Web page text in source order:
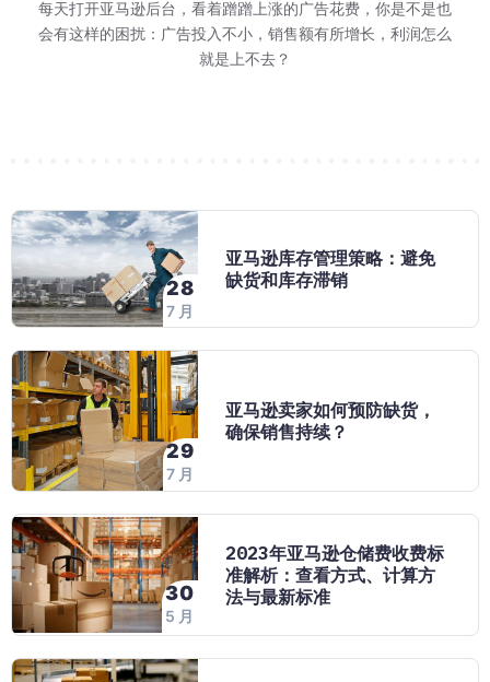
巧豚豚今天分享
例。
。对消费者来
旺季节奏
劳动节大促的消
在 8 月 28 日到
报价-跑活动"三步
个环节，环环相
月 15 日至 2027
、
每天打开亚马逊后台，看着蹭蹭上涨的广告花费，你是不是也
会有这样的困扰：广告投入不小，销售额有所增长，利润怎么
就是上不去？
亚马逊最近对卖
加商品页面直
这应该是多数卖
实在的问题：做
又到了每周一例
一个
2026 年 Prime
说，这场
巧豚豚今天登录
息。亚马逊发送
不少卖家对
走，但实际跑起
巧豚豚了解到，
年 1
28
7 月
亚马逊库存管理策略：避免
缺货和库存滞销
29
7 月
亚马逊卖家如何预防缺货，
确保销售持续？
30
5 月
2023年亚马逊仓储费收费标
准解析：查看方式、计算方
法与最新标准